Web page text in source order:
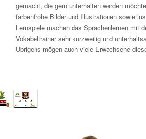
gemacht, die gern unterhalten werden
farbenfrohe Bilder und Illustrationen sowie
Lernspiele machen das Sprachenlernen mit
Vokabeltrainer sehr kurzweilig und
Übrigens mögen auch viele Erwachsene